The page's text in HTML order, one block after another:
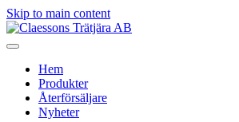
Skip to main content
Hem
Produkter
Återförsäljare
Nyheter